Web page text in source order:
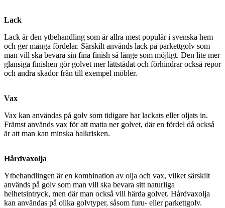
Lack
Lack är den ytbehandling som är allra mest populär i svenska hem
och ger många fördelar. Särskilt används lack på parkettgolv som
man vill ska bevara sin fina finish så länge som möjligt. Den lite mer
glansiga finishen gör golvet mer lättstädat och förhindrar också repor
och andra skador från till exempel möbler.
Vax
Vax kan användas på golv som tidigare har lackats eller oljats in.
Främst används vax för att matta ner golvet, där en fördel då också
är att man kan minska halkrisken.
Hårdvaxolja
Ytbehandlingen är en kombination av olja och vax, vilket särskilt
används på golv som man vill ska bevara sitt naturliga
helhetsintryck, men där man också vill härda golvet. Hårdvaxolja
kan användas på olika golvtyper, såsom furu- eller parkettgolv.